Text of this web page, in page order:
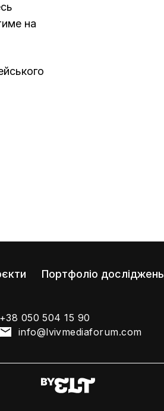
на
Портфоліо досліджень
+38 050 504 15 90
info@lvivmediaforum.com